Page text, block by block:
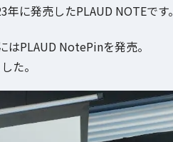
に発売したPLAUD NOTEです。
PLAUD NotePinを発売。
た。